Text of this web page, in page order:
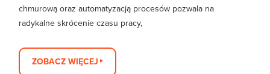
chmurową oraz automatyzacją procesów pozwala na
radykalne skrócenie czasu pracy,
ZOBACZ WIĘCEJ